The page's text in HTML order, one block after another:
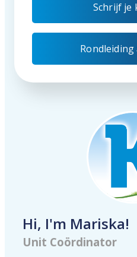
Schrijf je
Hi, I'm Mariska!
Unit Coördinator